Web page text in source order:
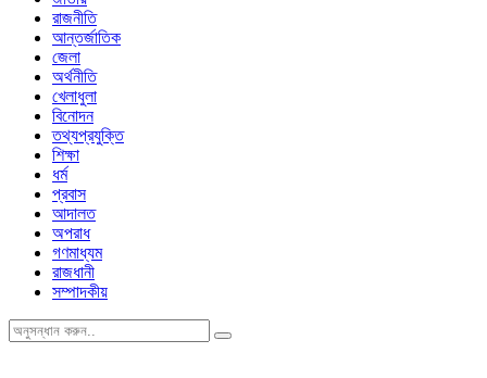
রাজনীতি
আন্তর্জাতিক
জেলা
অর্থনীতি
খেলাধুলা
বিনোদন
তথ্যপ্রযুক্তি
শিক্ষা
ধর্ম
প্রবাস
আদালত
অপরাধ
গণমাধ্যম
রাজধানী
সম্পাদকীয়